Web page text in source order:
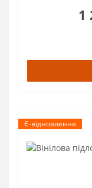
1
Є-відновлення